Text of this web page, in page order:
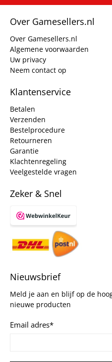
Over Gamesellers.nl
Over Gamesellers.nl
Algemene voorwaarden
Uw privacy
Neem contact op
Klantenservice
Betalen
Verzenden
Bestelprocedure
Retourneren
Garantie
Klachtenregeling
Veelgestelde vragen
Zeker & Snel
Nieuwsbrief
Meld je aan en blijf op de
nieuwe producten
Email adres*